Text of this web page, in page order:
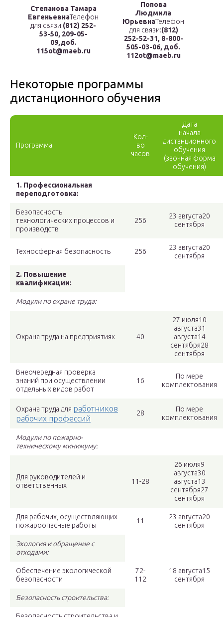
Степанова Тамара
ЕвгеньевнаТелефон
для связи:(812) 252-
53-50, 209-05-
09,доб.
115ot@maeb.ru
Попова
Людмила
ЮрьевнаТелефон
для связи:(812)
252-52-31, 8-800-
505-03-06, доб.
112ot@maeb.ru
Некоторые программы
дистанционного обучения
Программа
Кол-
во
часов
Дата
начала
дистанционного
обучения
(заочная форма
обучения)
1. Профессиональная
переподготовка:
Безопасность
технологических процессов и
производств
256
23 августа20
сентября
Техносферная безопасность 256
23 августа20
сентября
2. Повышение
квалификации:
Модули по охране труда:
Охрана труда на предприятиях 40
27 июля10
августа31
августа14
сентября28
сентября
Внеочередная проверка
знаний при осуществлении
отдельных видов работ
16
По мере
комплектования
Охрана труда для работников
рабочих профессий
28
По мере
комплектования
Модули по пожарно-
техническому минимуму:
Для руководителей и
ответственных
11-28
26 июля9
августа30
августа13
сентября27
сентября
Для рабочих, осуществляющих
пожароопасные работы
11
23 августа20
сентября
Экология и обращение с
отходами:
Обеспечение экологической
безопасности
72-
112
18 августа15
сентября
Безопасность строительства: